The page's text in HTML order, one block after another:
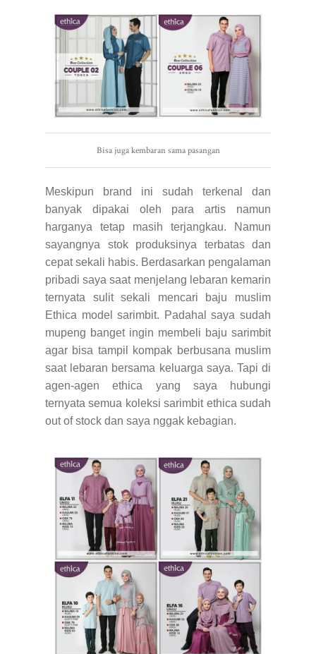
Bisa juga kembaran sama pasangan
Meskipun brand ini sudah terkenal dan
banyak dipakai oleh para artis namun
harganya tetap masih terjangkau. Namun
sayangnya stok produksinya terbatas dan
cepat sekali habis. Berdasarkan pengalaman
pribadi saya saat menjelang lebaran kemarin
ternyata sulit sekali mencari baju muslim
Ethica model sarimbit. Padahal saya sudah
mupeng banget ingin membeli baju sarimbit
agar bisa tampil kompak berbusana muslim
saat lebaran bersama keluarga saya. Tapi di
agen-agen ethica yang saya hubungi
ternyata semua koleksi sarimbit ethica sudah
out of stock dan saya nggak kebagian.